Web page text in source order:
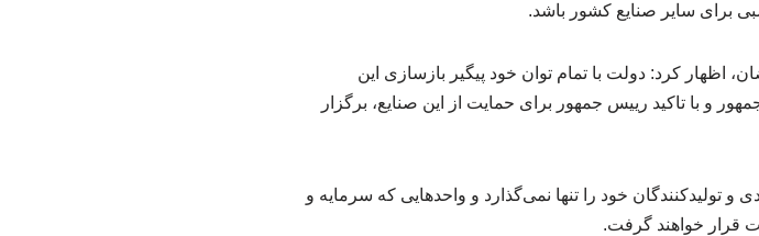
برای سایر صنایع کشور باشد.
کرد: دولت با تمام توان خود پیگیر بازسازی این
با تاکید رییس‌ جمهور برای حمایت از این صنایع، برگزار
خود را تنها نمی‌گذارد و واحدهایی که سرمایه و
قرار خواهند گرفت.